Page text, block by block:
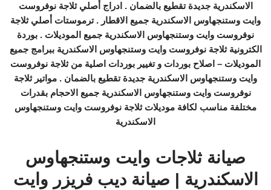
الاسكندرية جديدة تقطيع بالضمان . ادراج أصلي ثلاجة نوفروست
وايت وستنجهاوس الاسكندرية جميع الاقطار . ترموستات أصلي ثلاجة
نوفروست وايت وستنجهاوس الاسكندرية جميع الموديلات . بوردة
الكترونية ثلاجة نوفروست وايت وستنجهاوس الاسكندرية ببرامج جميع
الموديلات – اصلاح بوردات و تغيير بوردات اصلية من ثلاجة نوفروست
وايت وستنجهاوس الاسكندرية جديدة تقطيع بالضمان . مواتير ثلاجة
نوفروست وايت وستنجهاوس الاسكندرية جميع الاحجام بقدرات
مختلفة مناسب لكافة موديلات ثلاجة نوفروست وايت وستنجهاوس
الاسكندرية
صيانة ثلاجات وايت وستنجهاوس
الاسكندرية | صيانة ديب فريزر وايت